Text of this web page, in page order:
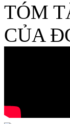
TÓM
CỦA